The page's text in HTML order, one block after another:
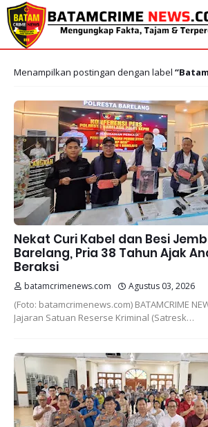
Menampilkan postingan dengan label Batam
Nekat Curi Kabel dan Besi
Barelang, Pria 38 Tahun Ajak
Beraksi
batamcrimenews.com Agustus 03, 2026
(Foto: batamcrimenews.com) BATAMCRIME
Jajaran Satuan Reserse Kriminal (Satresk…